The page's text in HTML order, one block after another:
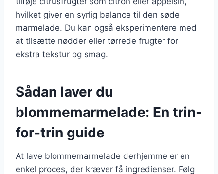
hvilket giver en syrlig balance til den søde
marmelade. Du kan også eksperimentere med
at tilsætte nødder eller tørrede frugter for
ekstra tekstur og smag.
Sådan laver du
blommemarmelade: En trin-
for-trin guide
At lave blommemarmelade derhjemme er en
enkel proces, der kræver få ingredienser. Følg